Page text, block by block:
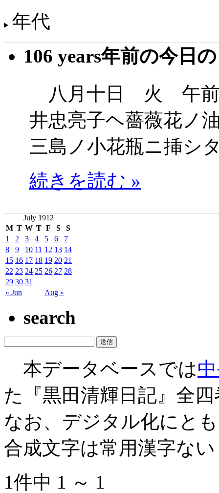
年代
106 years年前の今日
八月十日 火 午前
井忠亮子ヘ薔薇花ノ
三島ノ小花瓶ニ挿シ
続きを読む »
July 1912
M T W T F S S
« Jun Aug »
1 2 3 4 5 6
7
8
9 10 11 12 13 14
15 16 17 18 19 20 21
22 23 24 25 26 27 28
29 30 31
search
本データベースでは
た『黒田清輝日記』全
なお、デジタル化にと
合成文字は常用漢字な
1件中 1 ～ 1